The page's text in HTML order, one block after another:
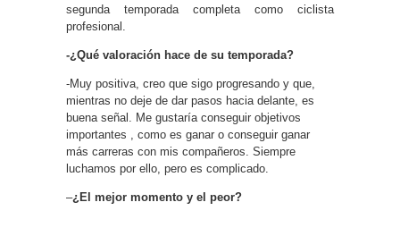
segunda temporada completa como ciclista
profesional.
-¿Qué valoración hace de su temporada?
-Muy positiva, creo que sigo progresando y que,
mientras no deje de dar pasos hacia delante, es
buena señal. Me gustaría conseguir objetivos
importantes , como es ganar o conseguir ganar
más carreras con mis compañeros. Siempre
luchamos por ello, pero es complicado.
–¿El mejor momento y el peor?